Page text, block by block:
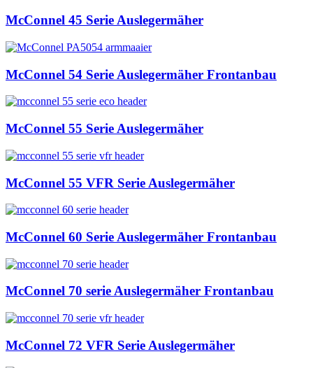
McConnel 45 Serie Auslegermäher
McConnel 54 Serie Auslegermäher Frontanbau
McConnel 55 Serie Auslegermäher
McConnel 55 VFR Serie Auslegermäher
McConnel 60 Serie Auslegermäher Frontanbau
McConnel 70 serie Auslegermäher Frontanbau
McConnel 72 VFR Serie Auslegermäher